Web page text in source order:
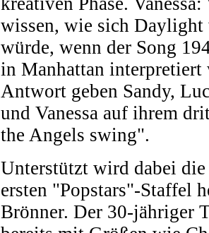
wissen, wie sich Daylight
würde, wenn der Song
in Manhattan
Antwort geben Sandy,
und Vanessa auf ihrem
the Angels swing".
Unterstützt wird dabei die
ersten "Popstars"-Staffel
Brönner. Der 30-jähriger